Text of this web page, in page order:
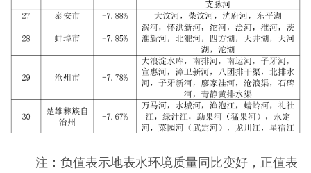
注：负值表示地表水环境质量同比变好，正值表